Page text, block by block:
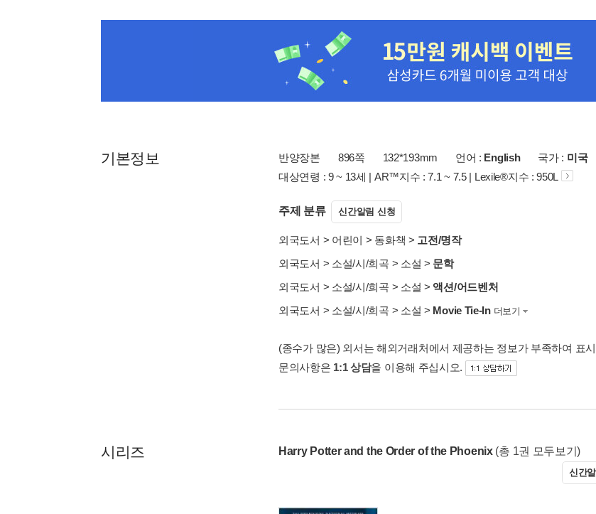
기본정보 반양장본 896쪽 132*193mm 언어 : English 국가 : 미국
대상연령 : 9 ~ 13세 | AR™지수 : 7.1 ~ 7.5 | Lexile®지수 : 950L
주제 분류 신간알림 신청
외국도서 > 어린이 > 동화책 > 고전/명작
외국도서 > 소설/시/희곡 > 소설 > 문학
외국도서 > 소설/시/희곡 > 소설 > 액션/어드벤처
외국도서 > 소설/시/희곡 > 소설 > Movie Tie-In 더보기
(종수가 많은) 외서는 해외거래처에서 제공하는 정보가 부족하여 표
문의사항은 1:1 상담을 이용해 주십시오.
시리즈 Harry Potter and the Order of the Phoenix (총 1권 모두보기)
신간